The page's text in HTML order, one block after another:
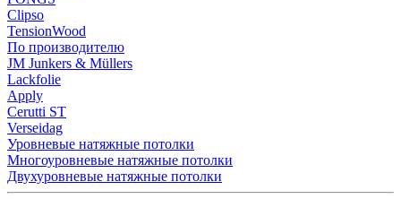
Clipso
TensionWood
По производителю
JM Junkers & Müllers
Lackfolie
Apply
Cerutti ST
Verseidag
Уровневые натяжные потолки
Многоуровневые натяжные потолки
Двухуровневые натяжные потолки